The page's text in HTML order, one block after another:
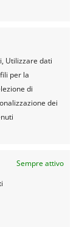
Utilizzare dati
per la
di
dei
Sempre attivo